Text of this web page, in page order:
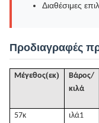
Διαθέσιμες
Προδιαγραφές
Μέγεθος(εκ)
Βάρος/
κιλά
57κ ιλά1